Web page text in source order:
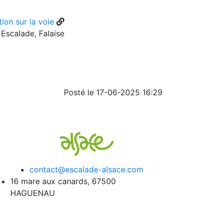
sur la voie
Falaise
Posté le 17-06-2025 16:29
contact@escalade-alsace.com
16 mare aux canards, 67500
HAGUENAU